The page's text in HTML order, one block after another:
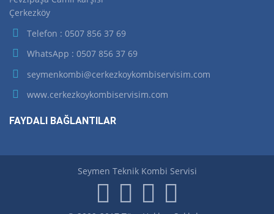
Çerkezköy
Telefon : 0507 856 37 69
WhatsApp : 0507 856 37 69
seymenkombi@cerkezkoykombiservisim.com
www.cerkezkoykombiservisim.com
FAYDALI BAĞLANTILAR
Seymen Teknik Kombi Servisi